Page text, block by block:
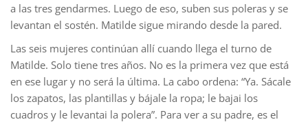
a las tres gendarmes. Luego de eso, suben sus poleras y se
levantan el sostén. Matilde sigue mirando desde la pared.
Las seis mujeres continúan allí cuando llega el turno de
Matilde. Solo tiene tres años. No es la primera vez que está
en ese lugar y no será la última. La cabo ordena: “Ya. Sácale
los zapatos, las plantillas y bájale la ropa; le bajai los
cuadros y le levantai la polera”. Para ver a su padre, es el